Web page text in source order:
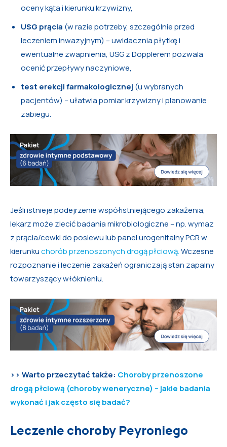
oceny kąta i kierunku krzywizny,
USG prącia (w razie potrzeby, szczególnie przed
leczeniem inwazyjnym) – uwidacznia płytkę i
ewentualne zwapnienia, USG z Dopplerem pozwala
ocenić przepływy naczyniowe,
test erekcji farmakologicznej (u wybranych
pacjentów) – ułatwia pomiar krzywizny i planowanie
zabiegu.
Jeśli istnieje podejrzenie współistniejącego zakażenia,
lekarz może zlecić badania mikrobiologiczne – np. wymaz
z prącia/cewki do posiewu lub panel urogenitalny PCR w
kierunkuchorób przenoszonych drogą płciową.Wczesne
rozpoznanie i leczenie zakażeń ograniczają stan zapalny
towarzyszący włóknieniu.
>> Warto przeczytać także: Choroby przenoszone
drogą płciową (choroby weneryczne) – jakie badania
wykonać i jak często się badać?
Leczenie choroby Peyroniego